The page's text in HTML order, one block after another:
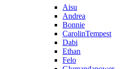
Aisu
Andrea
Bonnie
CarolinTempest
Dabi
Ethan
Felo